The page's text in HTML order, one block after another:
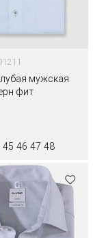
мужская
фит
45 46 47 48